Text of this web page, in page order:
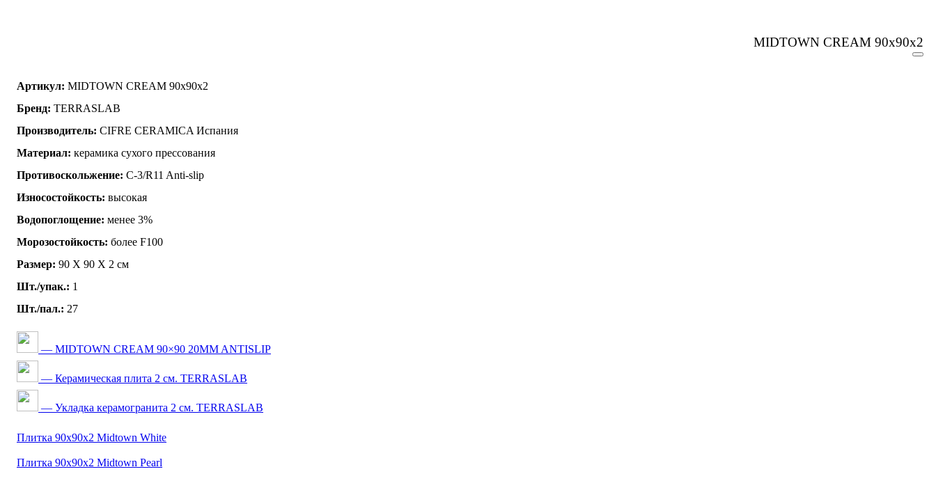
MIDTOWN CREAM 90x90x2
Артикул: MIDTOWN CREAM 90x90x2
Бренд: TERRASLAB
Производитель: CIFRE CERAMICA Испания
Материал: керамика сухого прессования
Противоскольжение: C-3/R11 Anti-slip
Износостойкость: высокая
Водопоглощение: менее 3%
Морозостойкость: более F100
Размер: 90 Х 90 Х 2 см
Шт./упак.: 1
Шт./пал.: 27
— MIDTOWN CREAM 90×90 20MM ANTISLIP
— Керамическая плита 2 см. TERRASLAB
— Укладка керамогранита 2 см. TERRASLAB
Плитка 90x90x2 Midtown White
Плитка 90x90x2 Midtown Pearl